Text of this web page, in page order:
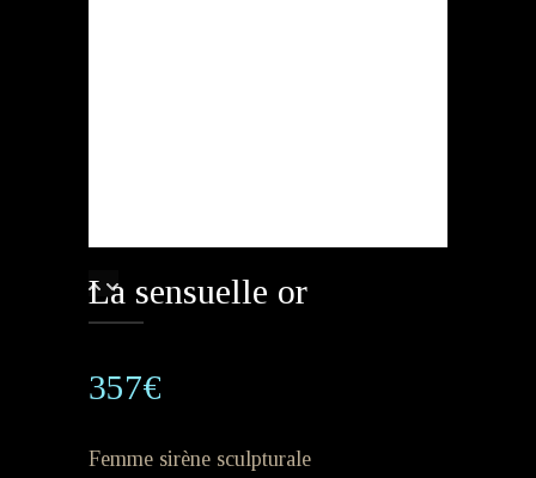
La sensuelle or
357€
Femme sirène sculpturale